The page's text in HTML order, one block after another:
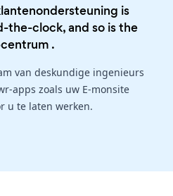
is
the-clock, and so is the
.
van deskundige ingenieurs
apps zoals uw E-monsite
u te laten werken.